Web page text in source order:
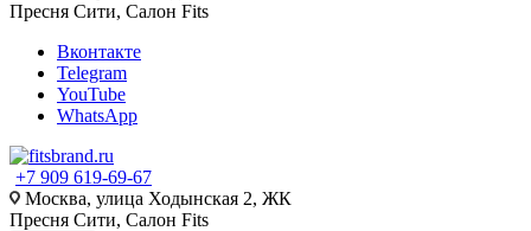
Пресня Сити, Салон Fits
Вконтакте
Telegram
YouTube
WhatsApp
+7 909 619-69-67
Москва, улица Ходынская 2, ЖК
Пресня Сити, Салон Fits